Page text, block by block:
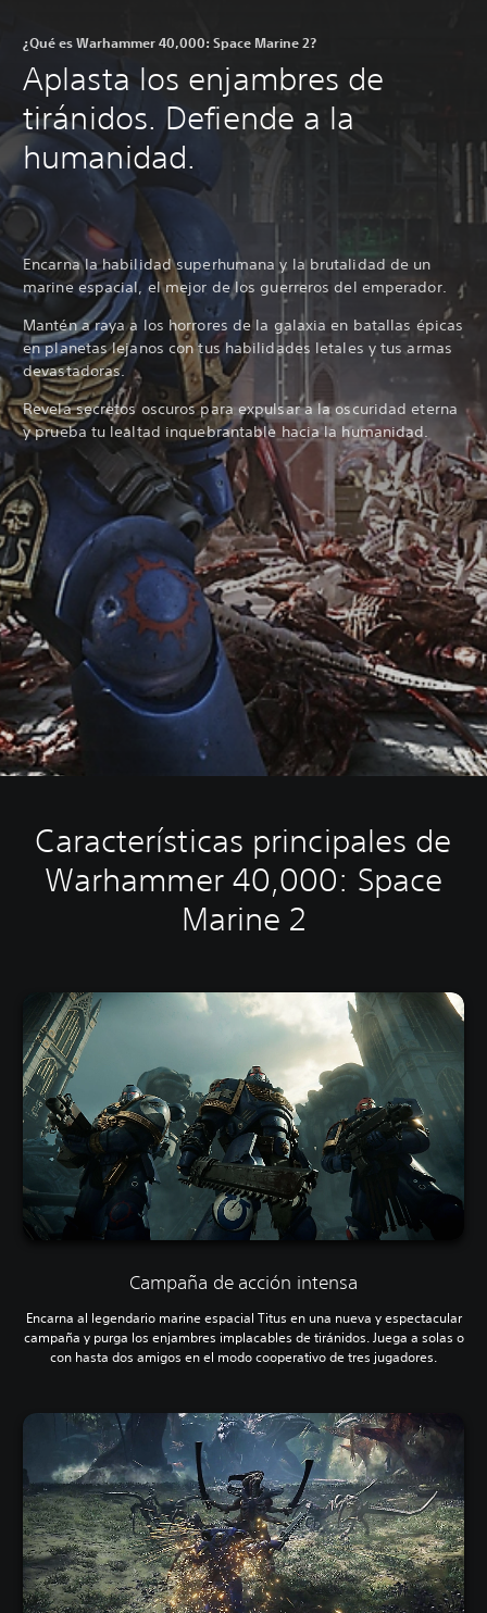
¿Qué es Warhammer 40,000: Space Marine 2?
Aplasta los enjambres de
tiránidos. Defiende a la
humanidad.
Encarna la habilidad superhumana y la brutalidad de un
marine espacial, el mejor de los guerreros del emperador.
Mantén a raya a los horrores de la galaxia en batallas épicas
en planetas lejanos con tus habilidades letales y tus armas
devastadoras.
Revela secretos oscuros para expulsar a la oscuridad eterna
y prueba tu lealtad inquebrantable hacia la humanidad.
Características principales de
Warhammer 40,000: Space
Marine 2
Campaña de acción intensa
Encarna al legendario marine espacial Titus en una nueva y espectacular
campaña y purga los enjambres implacables de tiránidos. Juega a solas o
con hasta dos amigos en el modo cooperativo de tres jugadores.